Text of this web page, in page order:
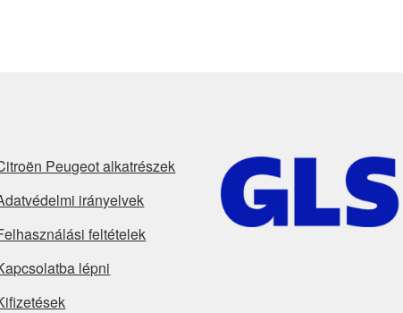
Peugeot alkatrészek
irányelvek
feltételek
lépni